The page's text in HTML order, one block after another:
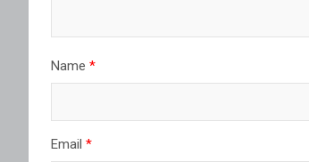
Name *
Email *